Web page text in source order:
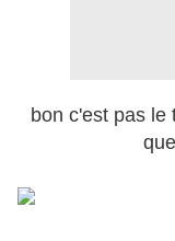
bon c'est pas le